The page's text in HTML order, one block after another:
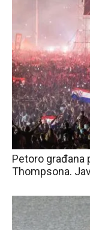
Petoro građana
Thompsona.